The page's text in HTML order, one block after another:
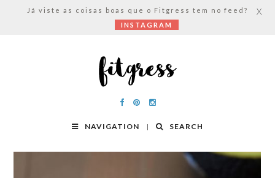
NAVIGATION SEARCH
Já viste as coisas boas que o Fitgress tem no feed?
INSTAGRAM
X